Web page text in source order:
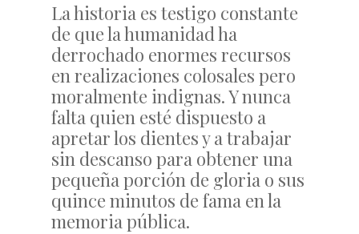
La historia es testigo constante
de que la humanidad ha
derrochado enormes recursos
en realizaciones colosales pero
moralmente indignas. Y nunca
falta quien esté dispuesto a
apretar los dientes y a trabajar
sin descanso para obtener una
pequeña porción de gloria o sus
quince minutos de fama en la
memoria pública.